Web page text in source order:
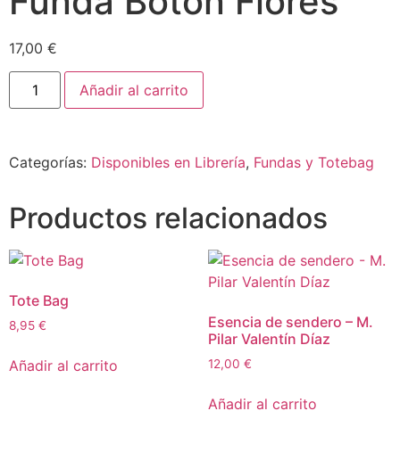
17,00 €
Añadir al carrito
Categorías: Disponibles en Librería, Fundas y Totebag
Productos relacionados
Tote Bag
8,95 €
Añadir al carrito
Esencia de sendero – M.
Pilar Valentín Díaz
12,00 €
Añadir al carrito